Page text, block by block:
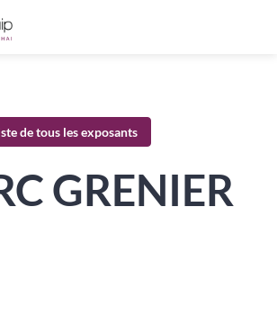
de tous les exposants
GRENIER